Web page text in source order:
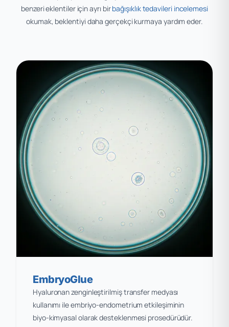
benzeri eklentiler için ayrı birbağışıklık tedavileri incelemesi
okumak, beklentiyi daha gerçekçi kurmaya yardım eder.
EmbryoGlue
Hyaluronan zenginleştirilmiş transfer medyası
kullanımı ile embriyo-endometrium etkileşiminin
biyo-kimyasal olarak desteklenmesi prosedürüdür.